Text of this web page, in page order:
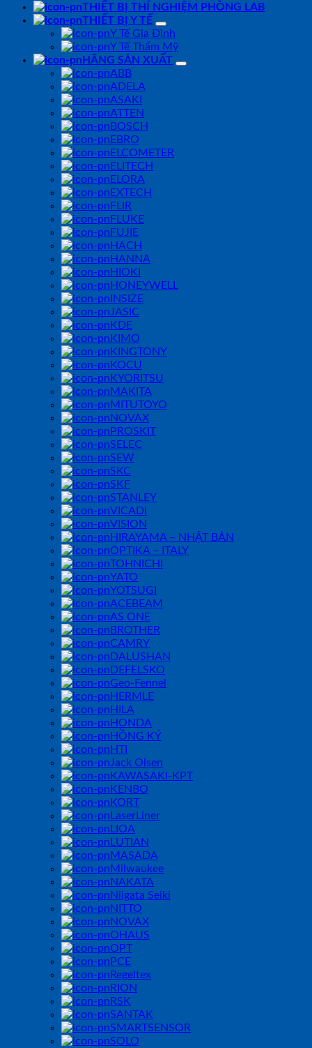
THIẾT BỊ THÍ NGHIỆM PHÒNG LAB
THIẾT BỊ Y TẾ
Y Tế Gia Đình
Y Tế Thẩm Mỹ
HÃNG SẢN XUẤT
ABB
ADELA
ASAKI
ATTEN
BOSCH
EBRO
ELCOMETER
ELITECH
ELORA
EXTECH
FLIR
FLUKE
FUJIE
HACH
HANNA
HIOKI
HONEYWELL
INSIZE
JASIC
KDE
KIMO
KINGTONY
KOCU
KYORITSU
MAKITA
MITUTOYO
NOVAX
PROSKIT
SELEC
SEW
SKC
SKF
STANLEY
VICADI
VISION
HIRAYAMA – NHẬT BẢN
OPTIKA – ITALY
TOHNICHI
YATO
YOTSUGI
ACEBEAM
AS ONE
BROTHER
CAMRY
DALUSHAN
DEFELSKO
Geo-Fennel
HERMLE
HILA
HONDA
HỒNG KÝ
HTI
Jack Olsen
KAWASAKI-KPT
KENBO
KORT
LaserLiner
LIOA
LUTIAN
MASADA
Milwaukee
NAKATA
Niigata Seiki
NITTO
NOVAX
OHAUS
OPT
PCE
Regeltex
RION
RSK
SANTAK
SMARTSENSOR
SOLO